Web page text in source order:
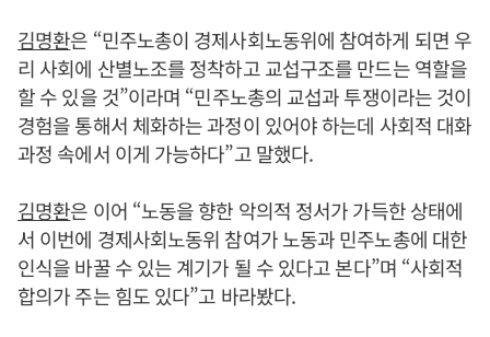
김명환은 “민주노총이 경제사회노동위에 참여하게 되면 우
리 사회에 산별노조를 정착하고 교섭구조를 만드는 역할을
할 수 있을 것”이라며 “민주노총의 교섭과 투쟁이라는 것이
경험을 통해서 체화하는 과정이 있어야 하는데 사회적 대화
과정 속에서 이게 가능하다”고 말했다.
김명환은 이어 “노동을 향한 악의적 정서가 가득한 상태에
서 이번에 경제사회노동위 참여가 노동과 민주노총에 대한
인식을 바꿀 수 있는 계기가 될 수 있다고 본다”며 “사회적
합의가 주는 힘도 있다”고 바라봤다.